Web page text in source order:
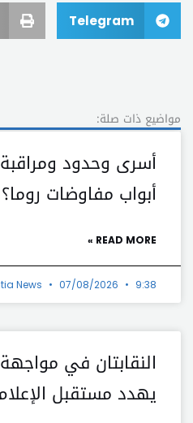
Telegram
مواضيع ذات صلة:
أسرى وحدود
أبواب مفاوضات روما؟
READ MORE »
News 07/08/2026 9:38 ص
النقابتان في
يهدد مستقبل